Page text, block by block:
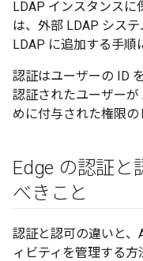
LDAP インスタンスに
は、外部 LDAP シス
LDAP に追加する手順
認証はユーザーの ID
認証されたユーザー
めに付与された権限の
Edge の認証と
べきこと
認証と認可の違いと、
ィビティを管理する方